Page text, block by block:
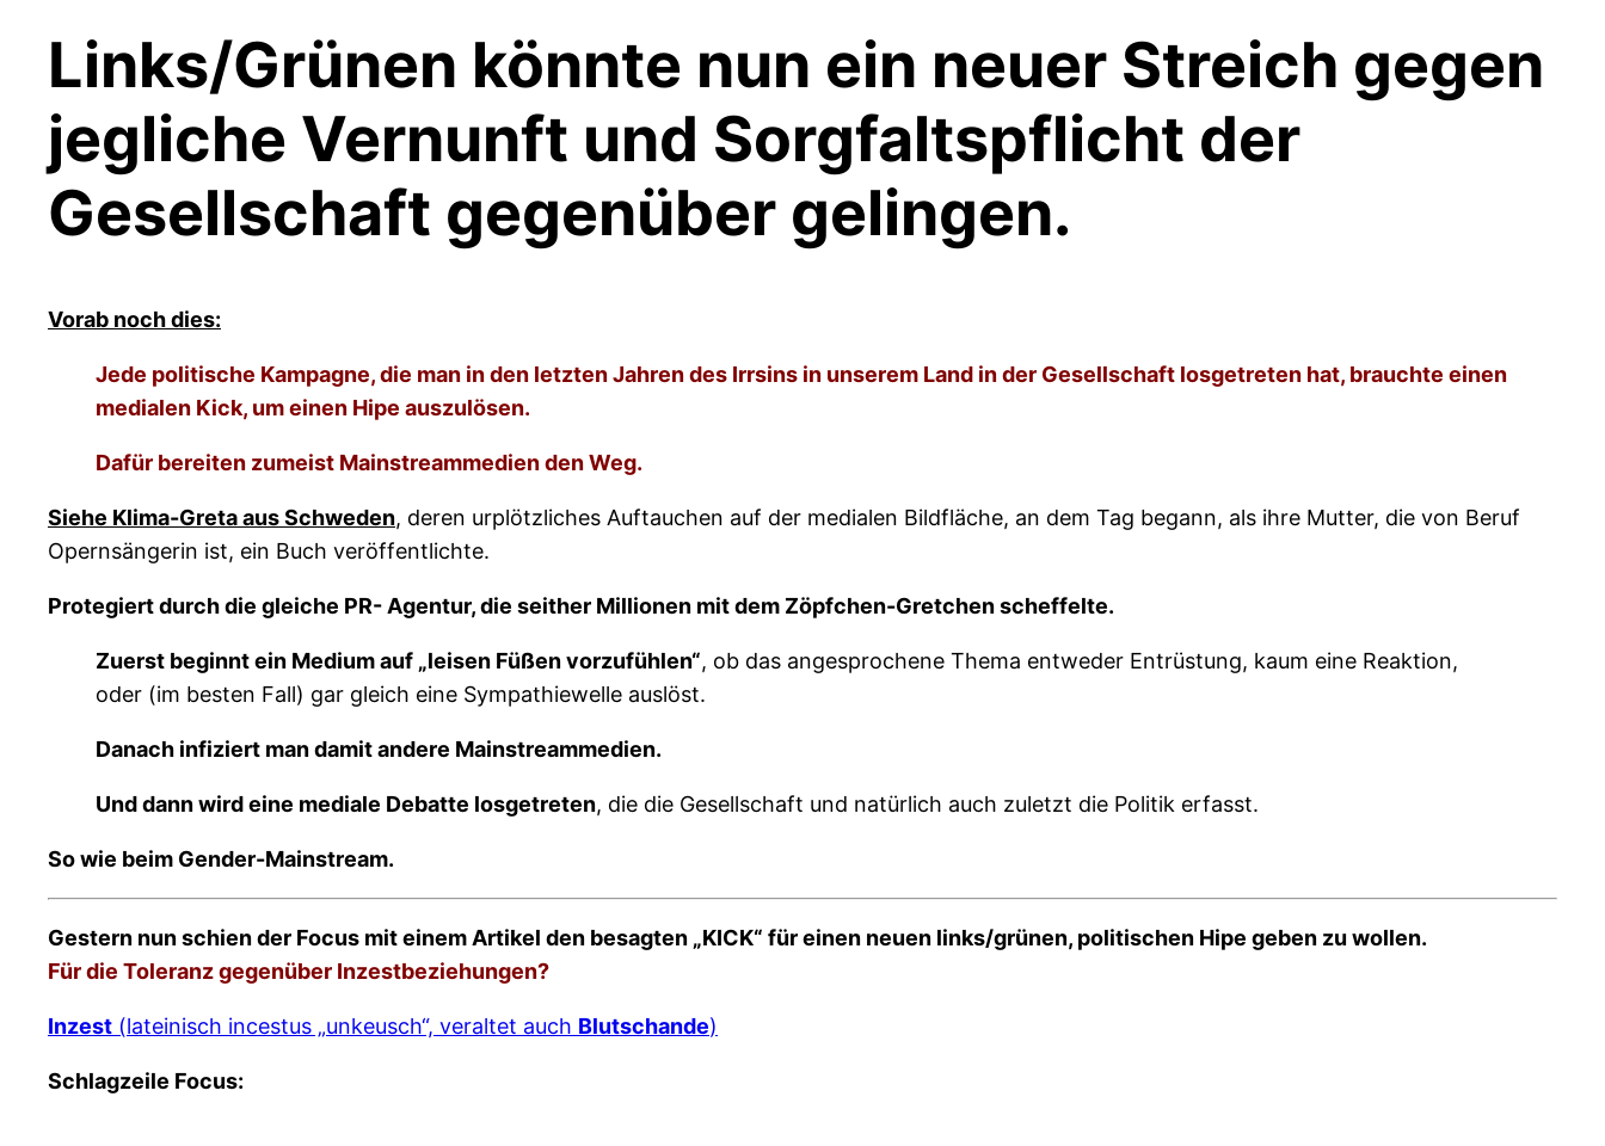
Links/Grünen könnte nun ein neuer Streich gegen
jegliche Vernunft und Sorgfaltspflicht der
Gesellschaft gegenüber gelingen.
Vorab noch dies:
Jede politische Kampagne, die man in den letzten Jahren des Irrsins in unserem Land in der Gesellschaft losgetreten hat, brauchte einen
medialen Kick, um einen Hipe auszulösen.
Dafür bereiten zumeist Mainstreammedien den Weg.
Siehe Klima-Greta aus Schweden, deren urplötzliches Auftauchen auf der medialen Bildfläche, an dem Tag begann, als ihre Mutter, die von Beruf
Opernsängerin ist, ein Buch veröffentlichte.
Protegiert durch die gleiche PR- Agentur, die seither Millionen mit dem Zöpfchen-Gretchen scheffelte.
Zuerst beginnt ein Medium auf „leisen Füßen vorzufühlen“, ob das angesprochene Thema entweder Entrüstung, kaum eine Reaktion,
oder (im besten Fall) gar gleich eine Sympathiewelle auslöst.
Danach infiziert man damit andere Mainstreammedien.
Und dann wird eine mediale Debatte losgetreten, die die Gesellschaft und natürlich auch zuletzt die Politik erfasst.
So wie beim Gender-Mainstream.
Gestern nun schien der Focus mit einem Artikel den besagten „KICK“ für einen neuen links/grünen, politischen Hipe geben zu wollen.
Für die Toleranz gegenüber Inzestbeziehungen?
Inzest (lateinisch incestus „unkeusch“, veraltet auch Blutschande)
Schlagzeile Focus: